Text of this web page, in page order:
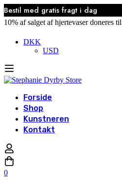
Bestil med gratis fragt i dag
10% af salget af hjertevaser doneres
DKK
USD
Forside
Shop
Kunstneren
Kontakt
0